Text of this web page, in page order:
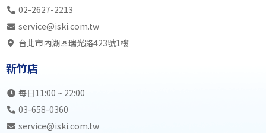
02-2627-2213
service@iski.com.tw
台北市內湖區瑞光路423號1樓
新竹店
每日11:00 ~ 22:00
03-658-0360
service@iski.com.tw